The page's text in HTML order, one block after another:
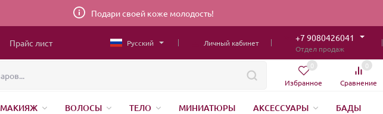
Подари своей коже молодость!
Прайс лист Русский Личный кабинет +7 9080426041
Отдел продаж
Избранное
0
Сравнение
0
МАКИЯЖ ВОЛОСЫ ТЕЛО МИНИАТЮРЫ АКСЕССУАРЫ
БАДЫ